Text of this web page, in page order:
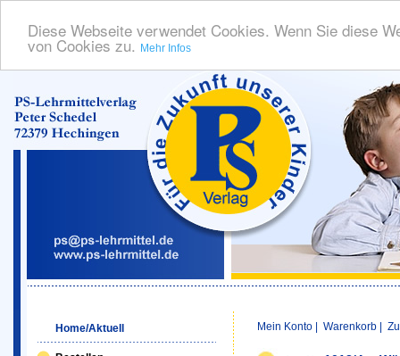
Diese Webseite verwendet Cookies. Wenn Sie diese
von Cookies zu. Mehr Infos
Home/Aktuell Mein Konto Warenkorb